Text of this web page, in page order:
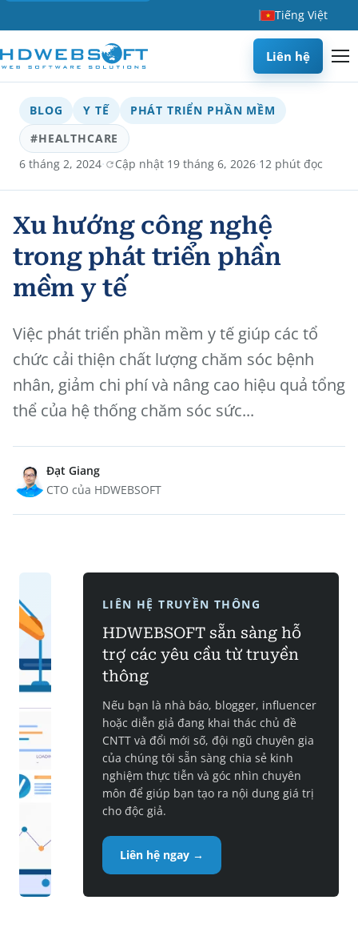
Tiếng Việt
Liên hệ
BLOG Y TẾ
PHÁT TRIỂN PHẦN MỀM
#HEALTHCARE
6 tháng 2, 2024· Cập nhật 19 tháng 6, 2026·12 phút đọc
Xu hướng công nghệ
trong phát triển phần
mềm y tế
Việc phát triển phần mềm y tế giúp các tổ
chức cải thiện chất lượng chăm sóc bệnh
nhân, giảm chi phí và nâng cao hiệu quả tổng
thể của hệ thống chăm sóc sức...
Đạt Giang
CTO của HDWEBSOFT
LIÊN HỆ TRUYỀN THÔNG
HDWEBSOFT sẵn sàng hỗ
trợ các yêu cầu từ truyền
thông
Nếu bạn là nhà báo, blogger, influencer
hoặc diễn giả đang khai thác chủ đề
CNTT và đổi mới số, đội ngũ chuyên gia
của chúng tôi sẵn sàng chia sẻ kinh
nghiệm thực tiễn và góc nhìn chuyên
môn để giúp bạn tạo ra nội dung giá trị
cho độc giả.
Liên hệ ngay →